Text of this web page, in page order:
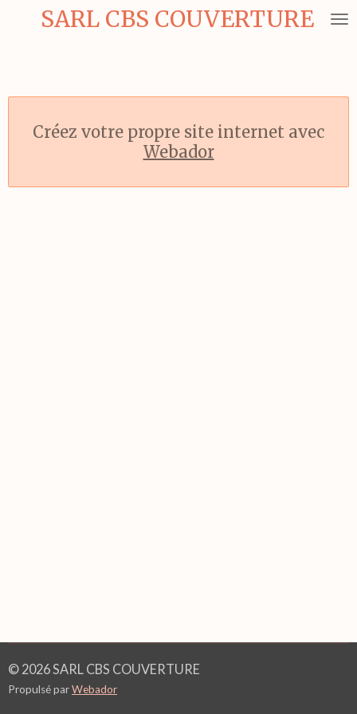
PasserSARL CBS COUVERTURE
Créez votre propre site internet avec
Webador
© 2026 SARL CBS COUVERTURE
Propulsé parWebador